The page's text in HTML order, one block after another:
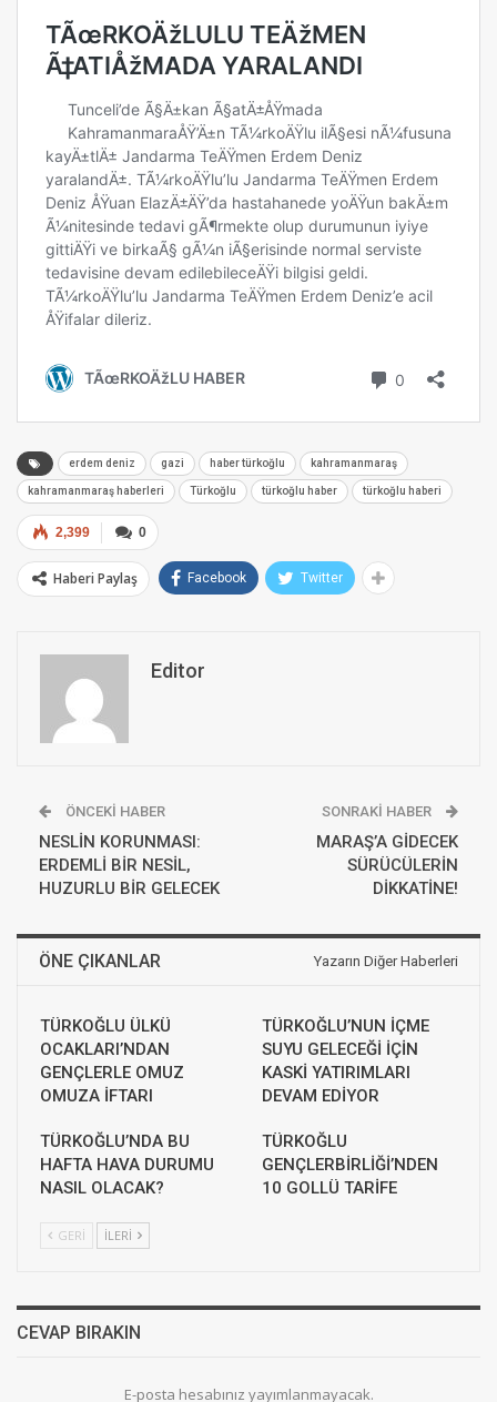
erdem deniz gazi haber türkoğlu kahramanmaraş
kahramanmaraş haberleri Türkoğlu türkoğlu haber türkoğlu haberi
0
2,399
Haberi Paylaş Facebook Twitter
Editor
ÖNCEKI HABER
NESLİN KORUNMASI:
ERDEMLİ BİR NESİL,
HUZURLU BİR GELECEK
SONRAKI HABER
MARAŞ’A GİDECEK
SÜRÜCÜLERİN
DİKKATİNE!
ÖNE ÇIKANLAR Yazarın Diğer Haberleri
TÜRKOĞLU ÜLKÜ
OCAKLARI’NDAN
GENÇLERLE OMUZ
OMUZA İFTARI
TÜRKOĞLU’NUN İÇME
SUYU GELECEĞİ İÇİN
KASKİ YATIRIMLARI
DEVAM EDİYOR
TÜRKOĞLU’NDA BU
HAFTA HAVA DURUMU
NASIL OLACAK?
TÜRKOĞLU
GENÇLERBİRLİĞİ’NDEN
10 GOLLÜ TARİFE
GERI İLERI
CEVAP BIRAKIN
E-posta hesabınız yayımlanmayacak.